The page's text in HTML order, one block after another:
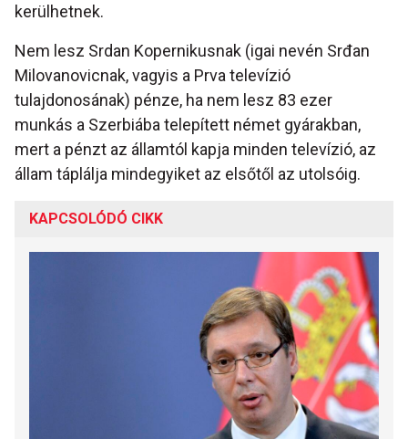
kerülhetnek.
Nem lesz Srdan Kopernikusnak (igai nevén Srđan
Milovanovicnak, vagyis a Prva televízió
tulajdonosának) pénze, ha nem lesz 83 ezer
munkás a Szerbiába telepített német gyárakban,
mert a pénzt az államtól kapja minden televízió, az
állam táplálja mindegyiket az elsőtől az utolsóig.
KAPCSOLÓDÓ CIKK